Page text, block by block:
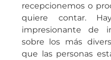
recepcionemos o
quiere contar.
impresionante de
sobre los más
que las personas